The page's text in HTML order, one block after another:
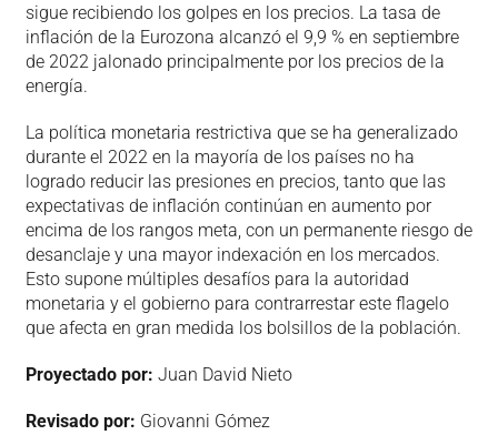
sigue recibiendo los golpes en los precios. La tasa de
inflación de la Eurozona alcanzó el 9,9 % en septiembre
de 2022 jalonado principalmente por los precios de la
energía.
La política monetaria restrictiva que se ha generalizado
durante el 2022 en la mayoría de los países no ha
logrado reducir las presiones en precios, tanto que las
expectativas de inflación continúan en aumento por
encima de los rangos meta, con un permanente riesgo de
desanclaje y una mayor indexación en los mercados.
Esto supone múltiples desafíos para la autoridad
monetaria y el gobierno para contrarrestar este flagelo
que afecta en gran medida los bolsillos de la población.
Proyectado por: Juan David Nieto
Revisado por: Giovanni Gómez